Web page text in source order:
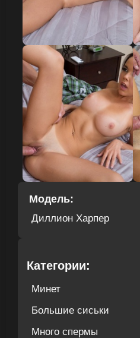
Модель:
Диллион Харпер
Категории:
Минет
Большие сиськи
Много спермы